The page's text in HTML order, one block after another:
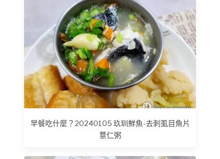
早餐吃什麼？20240105 玖玔鮮魚-去刺虱目魚片
薏仁粥